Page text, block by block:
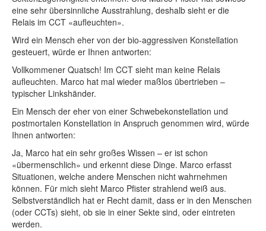
eine sehr übersinnliche Ausstrahlung, deshalb sieht er die
Relais im CCT «aufleuchten».
Wird ein Mensch eher von der bio-aggressiven Konstellation
gesteuert, würde er Ihnen antworten:
Vollkommener Quatsch! Im CCT sieht man keine Relais
aufleuchten. Marco hat mal wieder maßlos übertrieben –
typischer Linkshänder.
Ein Mensch der eher von einer Schwebekonstellation und
postmortalen Konstellation in Anspruch genommen wird, würde
Ihnen antworten:
Ja, Marco hat ein sehr großes Wissen – er ist schon
«übermenschlich» und erkennt diese Dinge. Marco erfasst
Situationen, welche andere Menschen nicht wahrnehmen
können. Für mich sieht Marco Pfister strahlend weiß aus.
Selbstverständlich hat er Recht damit, dass er in den Menschen
(oder CCTs) sieht, ob sie in einer Sekte sind, oder eintreten
werden.